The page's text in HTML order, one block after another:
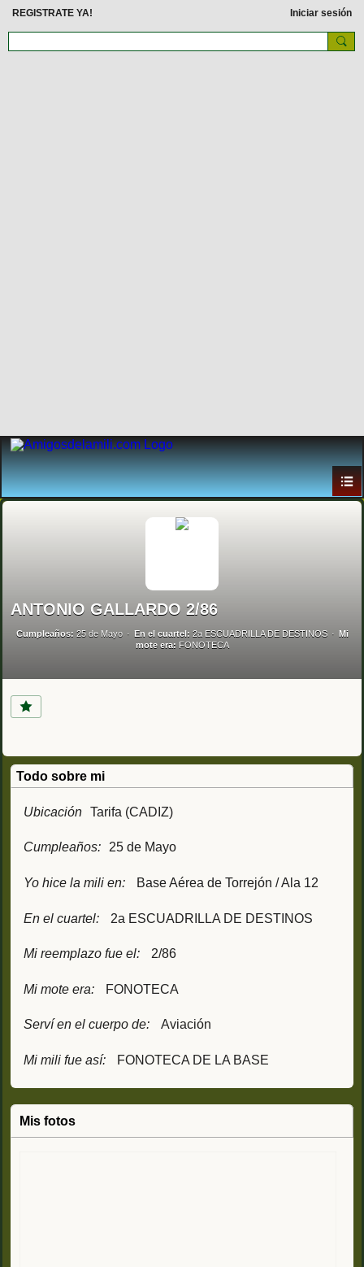
REGISTRATE YA! Iniciar sesión
ANTONIO GALLARDO 2/86
Cumpleaños: 25 de Mayo En el cuartel: 2a ESCUADRILLA DE DESTINOS
Mi
mote era: FONOTECA
Todo sobre mi
Ubicación Tarifa (CADIZ)
Cumpleaños: 25 de Mayo
Yo hice la mili en: Base Aérea de Torrejón / Ala 12
En el cuartel: 2a ESCUADRILLA DE DESTINOS
Mi reemplazo fue el: 2/86
Mi mote era: FONOTECA
Serví en el cuerpo de: Aviación
Mi mili fue así: FONOTECA DE LA BASE
Mis fotos